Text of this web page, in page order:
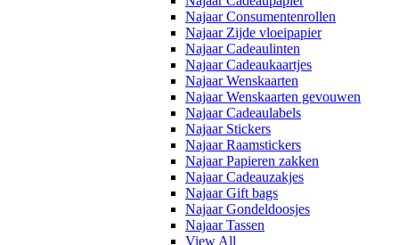
Najaar Consumentenrollen
Najaar Zijde vloeipapier
Najaar Cadeaulinten
Najaar Cadeaukaartjes
Najaar Wenskaarten
Najaar Wenskaarten gevouwen
Najaar Cadeaulabels
Najaar Stickers
Najaar Raamstickers
Najaar Papieren zakken
Najaar Cadeauzakjes
Najaar Gift bags
Najaar Gondeldoosjes
Najaar Tassen
View All